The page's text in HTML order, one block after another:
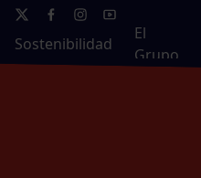
Sostenibilidad
El
Grupo